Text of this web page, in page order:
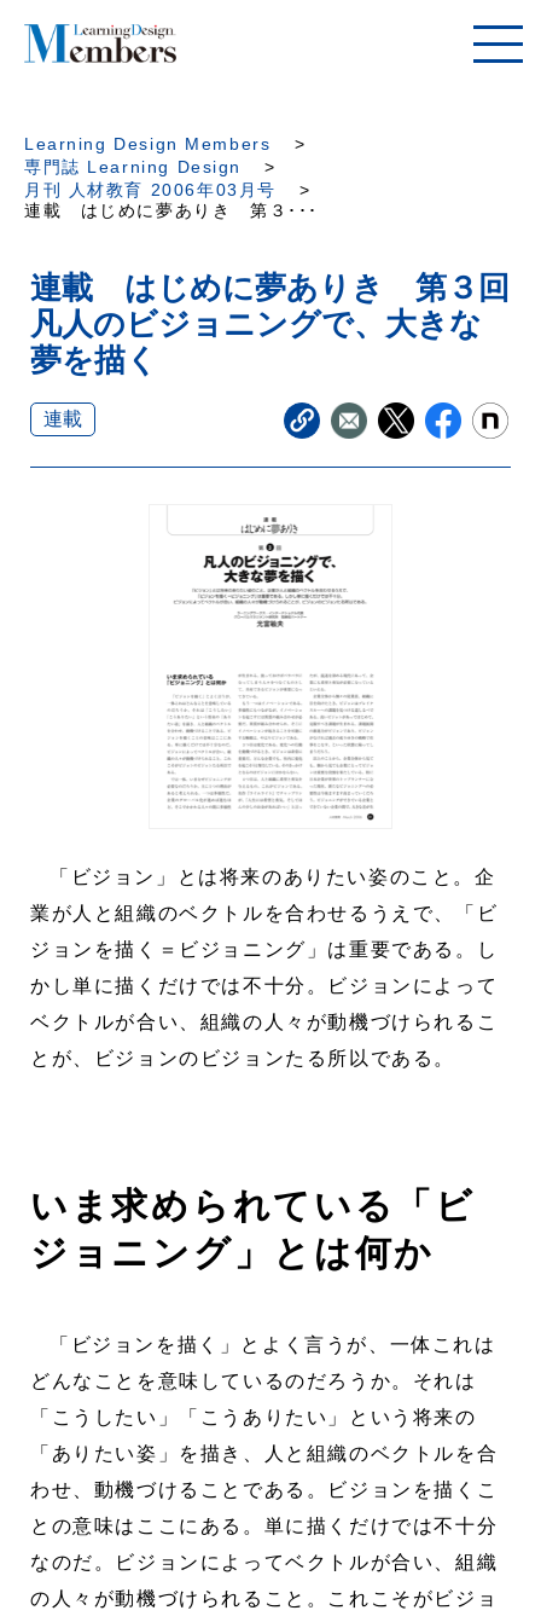
Learning Design Members
専門誌 Learning Design
月刊 人材教育 2006年03月号
連載 はじめに夢ありき 第３･･･
連載 はじめに夢ありき 第３回
凡人のビジョニングで、大きな
夢を描く
連載
「ビジョン」とは将来のありたい姿のこと。企
業が人と組織のベクトルを合わせるうえで、「ビ
ジョンを描く＝ビジョニング」は重要である。し
かし単に描くだけでは不十分。ビジョンによって
ベクトルが合い、組織の人々が動機づけられるこ
とが、ビジョンのビジョンたる所以である。
いま求められている「ビ
ジョニング」とは何か
「ビジョンを描く」とよく言うが、一体これは
どんなことを意味しているのだろうか。それは
「こうしたい」「こうありたい」という将来の
「ありたい姿」を描き、人と組織のベクトルを合
わせ、動機づけることである。ビジョンを描くこ
との意味はここにある。単に描くだけでは不十分
なのだ。ビジョンによってベクトルが合い、組織
の人々が動機づけられること。これこそがビジョ